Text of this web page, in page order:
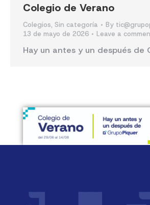
Colegio de Verano
Colegios, Sin categoría By
13 de mayo de 2026
Leave a
Hay un antes y un después de